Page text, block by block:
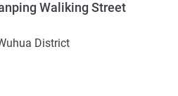
Waliking Street
District